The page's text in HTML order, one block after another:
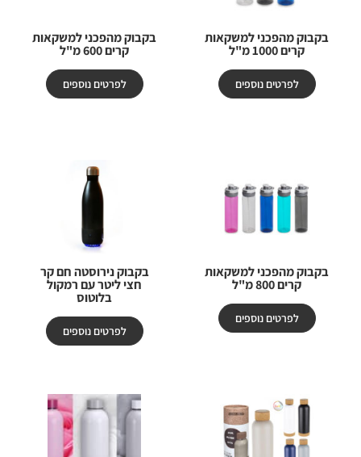
בקבוק מהפכני למשקאות
קרים 1000 מ"ל
לפרטים נוספים
בקבוק מהפכני למשקאות
קרים 600 מ"ל
לפרטים נוספים
בקבוק מהפכני למשקאות
קרים 800 מ"ל
לפרטים נוספים
בקבוק נירוסטה חם קר
חצי ליטר עם רמקול
בלוטוס
לפרטים נוספים